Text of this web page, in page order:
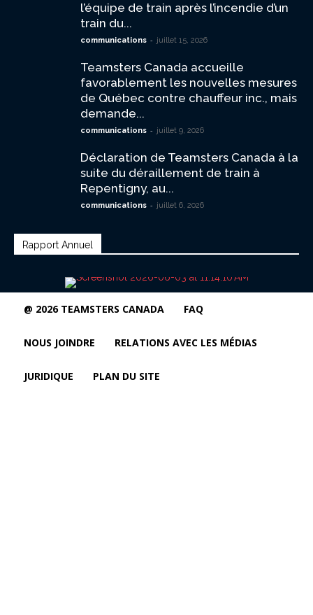
l’équipe de train après l’incendie d’un
train du...
communications - juillet 15, 2026
Teamsters Canada accueille
favorablement les nouvelles mesures
de Québec contre chauffeur inc., mais
demande...
communications - juillet 9, 2026
Déclaration de Teamsters Canada à la
suite du déraillement de train à
Repentigny, au...
communications - juillet 6, 2026
Rapport Annuel
@ 2026 TEAMSTERS CANADA FAQ
NOUS JOINDRE RELATIONS AVEC LES MÉDIAS
JURIDIQUE PLAN DU SITE